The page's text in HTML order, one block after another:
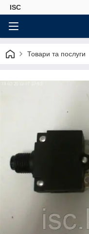
ISC
Товари та послуги